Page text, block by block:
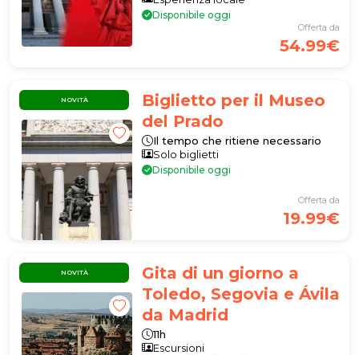
Disponibile oggi
Offerta da
54.99€
NOVITÀ
Biglietto per il Museo
del Prado
Il tempo che ritiene necessario
Solo biglietti
Disponibile oggi
Offerta da
19.99€
NOVITÀ
Gita di un giorno a
Toledo, Segovia e Ávila
da Madrid
11h
Escursioni